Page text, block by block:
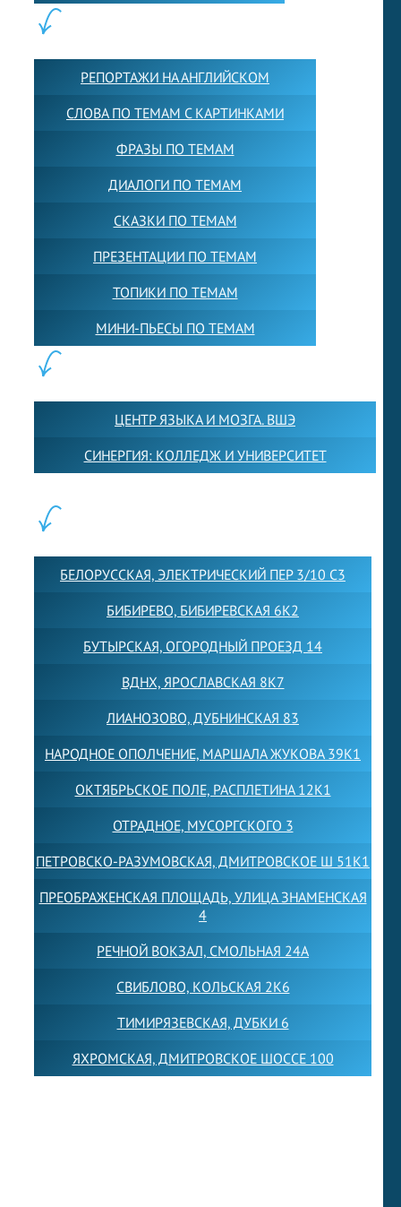
РЕПОРТАЖИ НА АНГЛИЙСКОМ
СЛОВА ПО ТЕМАМ С КАРТИНКАМИ
ФРАЗЫ ПО ТЕМАМ
ДИАЛОГИ ПО ТЕМАМ
СКАЗКИ ПО ТЕМАМ
ПРЕЗЕНТАЦИИ ПО ТЕМАМ
ТОПИКИ ПО ТЕМАМ
МИНИ-ПЬЕСЫ ПО ТЕМАМ
ЦЕНТР ЯЗЫКА И МОЗГА. ВШЭ
СИНЕРГИЯ: КОЛЛЕДЖ И УНИВЕРСИТЕТ
БЕЛОРУССКАЯ, ЭЛЕКТРИЧЕСКИЙ ПЕР 3/10 С3
БИБИРЕВО, БИБИРЕВСКАЯ 6К2
БУТЫРСКАЯ, ОГОРОДНЫЙ ПРОЕЗД 14
ВДНХ, ЯРОСЛАВСКАЯ 8К7
ЛИАНОЗОВО, ДУБНИНСКАЯ 83
НАРОДНОЕ ОПОЛЧЕНИЕ, МАРШАЛА ЖУКОВА 39К1
ОКТЯБРЬСКОЕ ПОЛЕ, РАСПЛЕТИНА 12К1
ОТРАДНОЕ, МУСОРГСКОГО 3
ПЕТРОВСКО-РАЗУМОВСКАЯ, ДМИТРОВСКОЕ Ш 51К1
ПРЕОБРАЖЕНСКАЯ ПЛОЩАДЬ, УЛИЦА ЗНАМЕНСКАЯ
4
РЕЧНОЙ ВОКЗАЛ, СМОЛЬНАЯ 24А
СВИБЛОВО, КОЛЬСКАЯ 2К6
ТИМИРЯЗЕВСКАЯ, ДУБКИ 6
ЯХРОМСКАЯ, ДМИТРОВСКОЕ ШОССЕ 100